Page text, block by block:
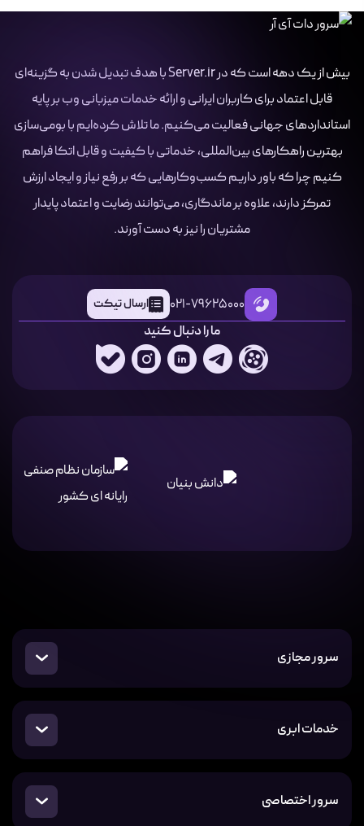
بیش از یک دهه است که در Server.ir با هدف تبدیل شدن به گزینه‌ای
قابل اعتماد برای کاربران ایرانی و ارائه خدمات میزبانی وب بر پایه
استانداردهای جهانی فعالیت می‌کنیم. ما تلاش کرده‌ایم با بومی‌سازی
بهترین راهکارهای بین‌المللی، خدماتی با کیفیت و قابل اتکا فراهم
کنیم چرا که باور داریم کسب‌وکارهایی که بر رفع نیاز و ایجاد ارزش
تمرکز دارند، علاوه بر ماندگاری، می‌توانند رضایت و اعتماد پایدار
مشتریان را نیز به دست آورند.
021-79625000 ارسال تیکت
ما را دنبال کنید
سرور مجازی
خدمات ابری
سرور اختصاصی